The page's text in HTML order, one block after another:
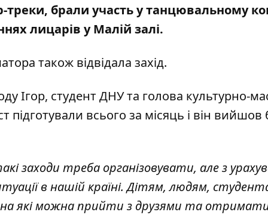
треки, брали участь у танцювальному
лицарів у Малій залі.
також відвідала захід.
Ігор, студент ДНУ та голова культурно-
підготували всього за місяць і він
заходи треба організовувати, але з
в нашій країні. Дітям, людям,
які можна прийти з друзями та